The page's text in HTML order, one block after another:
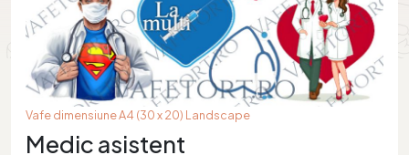
Vafe dimensiune A4 (30 x 20) Landscape
Medic asistent